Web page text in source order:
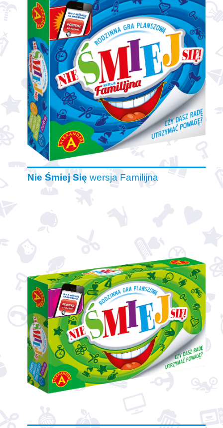
Nie Śmiej Się wersja Familijna